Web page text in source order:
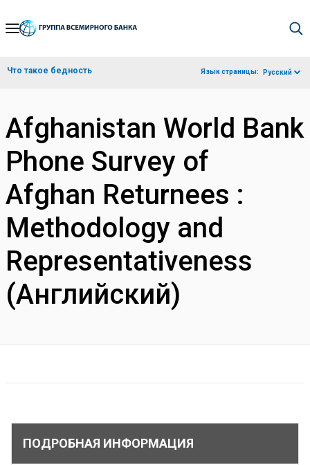
Skip
Navigation
Что такое бедность Язык страницы: Русский
Afghanistan World Bank
Phone Survey of
Afghan Returnees :
Methodology and
Representativeness
(Английский)
ПОДРОБНАЯ ИНФОРМАЦИЯ